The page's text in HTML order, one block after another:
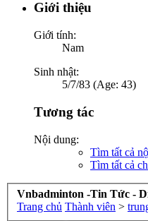
Giới thiệu
Giới tính:
Nam
Sinh nhật:
5/7/83 (Age: 43)
Tương tác
Nội dung:
Tìm tất cả
Tìm tất cả
Vnbadminton -Tin Tức -
Trang chủ Thành viên >